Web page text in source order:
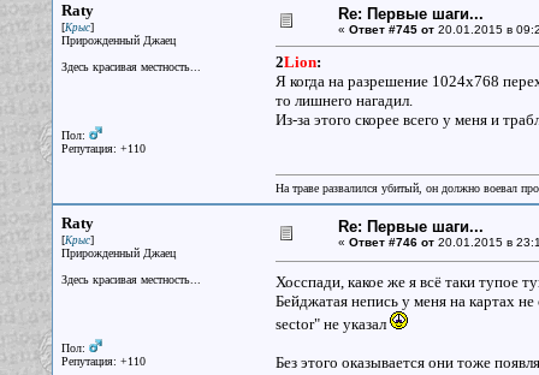
Raty
[Крыс]
Прирожденный Джаец
Здесь красивая местность...
Пол:
Репутация: +110
Re: Первые шаги...
« Ответ #745 от20.01.2015 в
2Lion:
Я когда на разрешение 1024х768
то лишнего нагадил.
Из-за этого скорее всего у меня и
На траве развалился убитый, он должно воевал
Raty
[Крыс]
Прирожденный Джаец
Здесь красивая местность...
Пол:
Репутация: +110
Re: Первые шаги...
« Ответ #746 от20.01.2015 в
Хосспади, какое же я всё таки тупое
Бейджатая непись у меня на картах
sector" не указал
Без этого оказывается они тоже